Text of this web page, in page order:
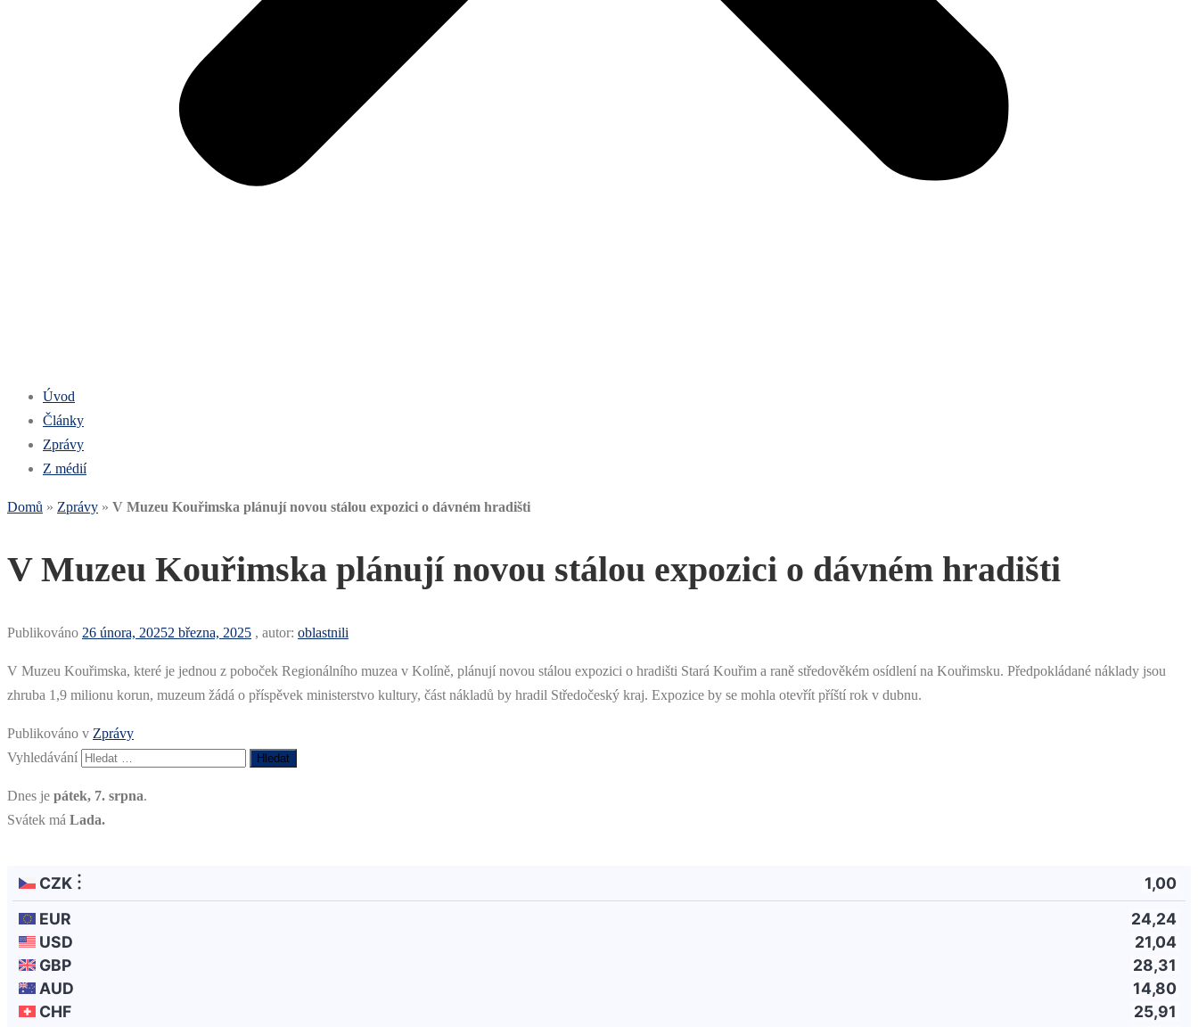
Úvod
Články
Zprávy
Z médií
Domů » Zprávy » V Muzeu Kouřimska plánují novou stálou expozici o dávném hradišti
V Muzeu Kouřimska plánují novou stálou expozici o dávném hradišti
Publikováno 26 února, 20252 března, 2025 , autor: oblastnili
V Muzeu Kouřimska, které je jednou z poboček Regionálního muzea v Kolíně, plánují novou stálou expozici o hradišti Stará Kouřim a raně středověkém osídlení na Kouřimsku. Předpokládané náklady jsou
zhruba 1,9 milionu korun, muzeum žádá o příspěvek ministerstvo kultury, část nákladů by hradil Středočeský kraj. Expozice by se mohla otevřít příští rok v dubnu.
Publikováno v Zprávy
Vyhledávání
Dnes je pátek, 7. srpna.
Svátek má Lada.